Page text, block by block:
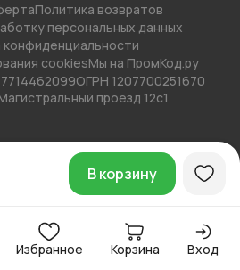
В корзину
Политика возвратов
персональных данных
конфиденциальности
cookiesМы на ПромКод.ру
ОГРН 1207700251670
проезд 12с1
Избранное Корзина Вход